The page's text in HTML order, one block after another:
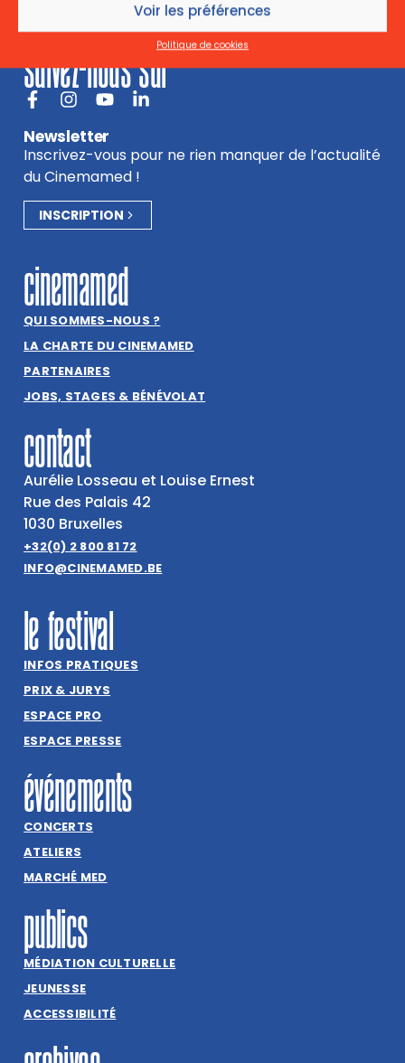
Voir les préférences
Politique de cookies
suivez-nous sur
Newsletter
Inscrivez-vous pour ne rien manquer de l’actualité
du Cinemamed !
INSCRIPTION
cinemamed
QUI SOMMES-NOUS ?
LA CHARTE DU CINEMAMED
PARTENAIRES
JOBS, STAGES & BÉNÉVOLAT
contact
Aurélie Losseau et Louise Ernest
Rue des Palais 42
1030 Bruxelles
+32(0) 2 800 81 72
INFO@CINEMAMED.BE
le festival
INFOS PRATIQUES
PRIX & JURYS
ESPACE PRO
ESPACE PRESSE
événements
CONCERTS
ATELIERS
MARCHÉ MED
publics
MÉDIATION CULTURELLE
JEUNESSE
ACCESSIBILITÉ